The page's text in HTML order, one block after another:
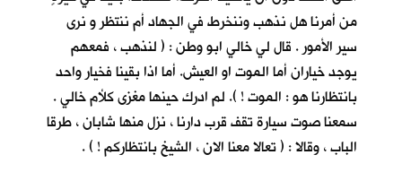
من أمرنا هل نذهب وننخرط في الجهاد أم ننتظر و نرى
سير الأمور . قال لي خالي ابو وطن : ( لنذهب ، فمعهم
يوجد خياران أما الموت او العيش. أما اذا بقينا فخيار واحد
بانتظارنا هو : الموت ! ). لم ادرك حينها مغزى كلأم خالي .
سمعنا صوت سيارة تقف قرب دارنا ، نزل منها شابان ، طرقا
الباب ، وقالا : ( تعالا معنا الان ، الشيخ بانتظاركم ! ) .